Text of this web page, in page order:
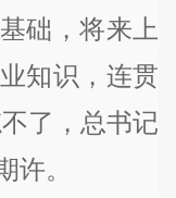
础，将来上
知识，连贯
了，总书记
许。